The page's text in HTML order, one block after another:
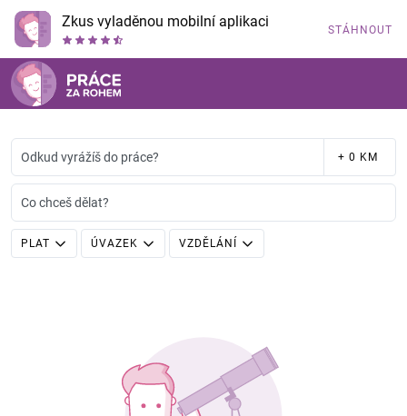
Zkus vyladěnou mobilní aplikaci STÁHNOUT
Odkud vyrážíš do práce? + 0 KM
Co chceš dělat?
PLAT ÚVAZEK VZDĚLÁNÍ